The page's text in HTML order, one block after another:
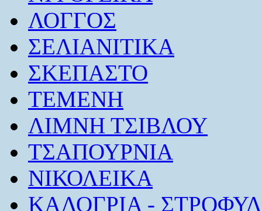
ΛΟΓΓΟΣ
ΣΕΛΙΑΝΙΤΙΚΑ
ΣΚΕΠΑΣΤΟ
ΤΕΜΕΝΗ
ΛΙΜΝΗ ΤΣΙΒΛΟΥ
ΤΣΑΠΟΥΡΝΙΑ
ΝΙΚΟΛΕΙΚΑ
ΚΑΛΟΓΡΙΑ -